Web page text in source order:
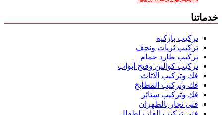
خدماتنا
تركيب باركية
تركيب ثريات ونجف
تركيب طارد حمام
تركيب كوالين وفتح أبواب
فك وتركيب الاثاث
فك وتركيب المطابخ
فك وتركيب ستائر
فنى نجار بالظهران
فني تركيب العاب اطفال